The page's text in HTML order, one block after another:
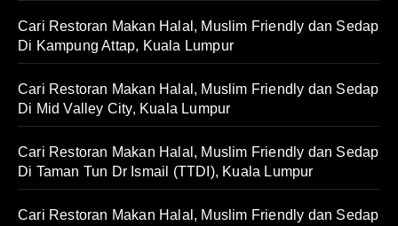
Cari Restoran Makan Halal, Muslim Friendly dan Sedap
Di Kampung Attap, Kuala Lumpur
Cari Restoran Makan Halal, Muslim Friendly dan Sedap
Di Mid Valley City, Kuala Lumpur
Cari Restoran Makan Halal, Muslim Friendly dan Sedap
Di Taman Tun Dr Ismail (TTDI), Kuala Lumpur
Cari Restoran Makan Halal, Muslim Friendly dan Sedap